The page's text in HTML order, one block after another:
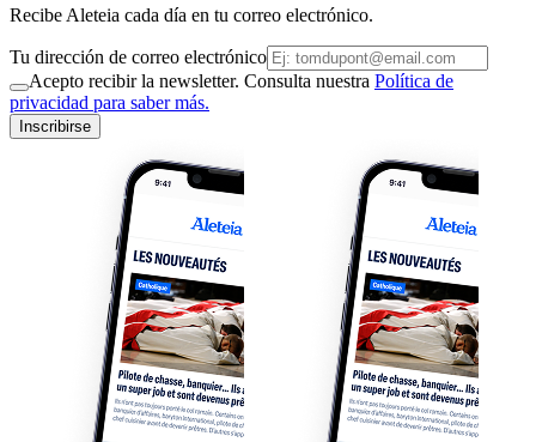
Recibe Aleteia cada día en tu correo electrónico.
Tu dirección de correo electrónico
Acepto recibir la newsletter. Consulta nuestra Política de
privacidad para saber más.
Inscribirse